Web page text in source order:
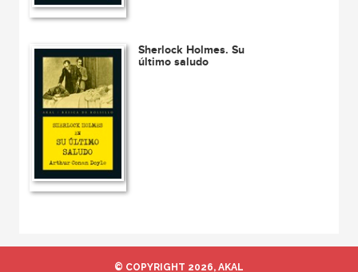
Sherlock Holmes. Su
último saludo
© COPYRIGHT 2026, AKAL